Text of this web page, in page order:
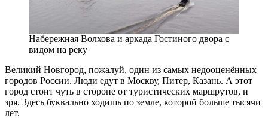
Набережная Волхова и аркада Гостиного двора с
видом на реку
Великий Новгород, пожалуй, один из самых недооценённых
городов России. Люди едут в Москву, Питер, Казань. А этот
город стоит чуть в стороне от туристических маршрутов, и
зря. Здесь буквально ходишь по земле, которой больше тысячи
лет.